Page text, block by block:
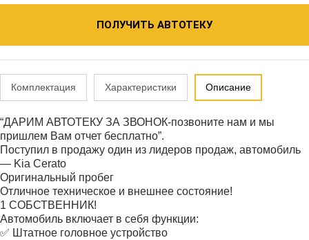
ПОЛУЧИТЬ АВТОТЕКУ
Комплектация Характеристики Описание
“ДАРИМ АВТОТЕКУ ЗА ЗВОНОК-позвоните нам и мы
пришлем Вам отчет бесплатно”.
Поступил в продажу один из лидеров продаж, автомобиль
— Kia Cerato
Оригинальный пробег
Отличное техническое и внешнее состояние!
1 СОБСТВЕННИК!
Автомобиль включает в себя функции:
✅ Штатное головное устройство